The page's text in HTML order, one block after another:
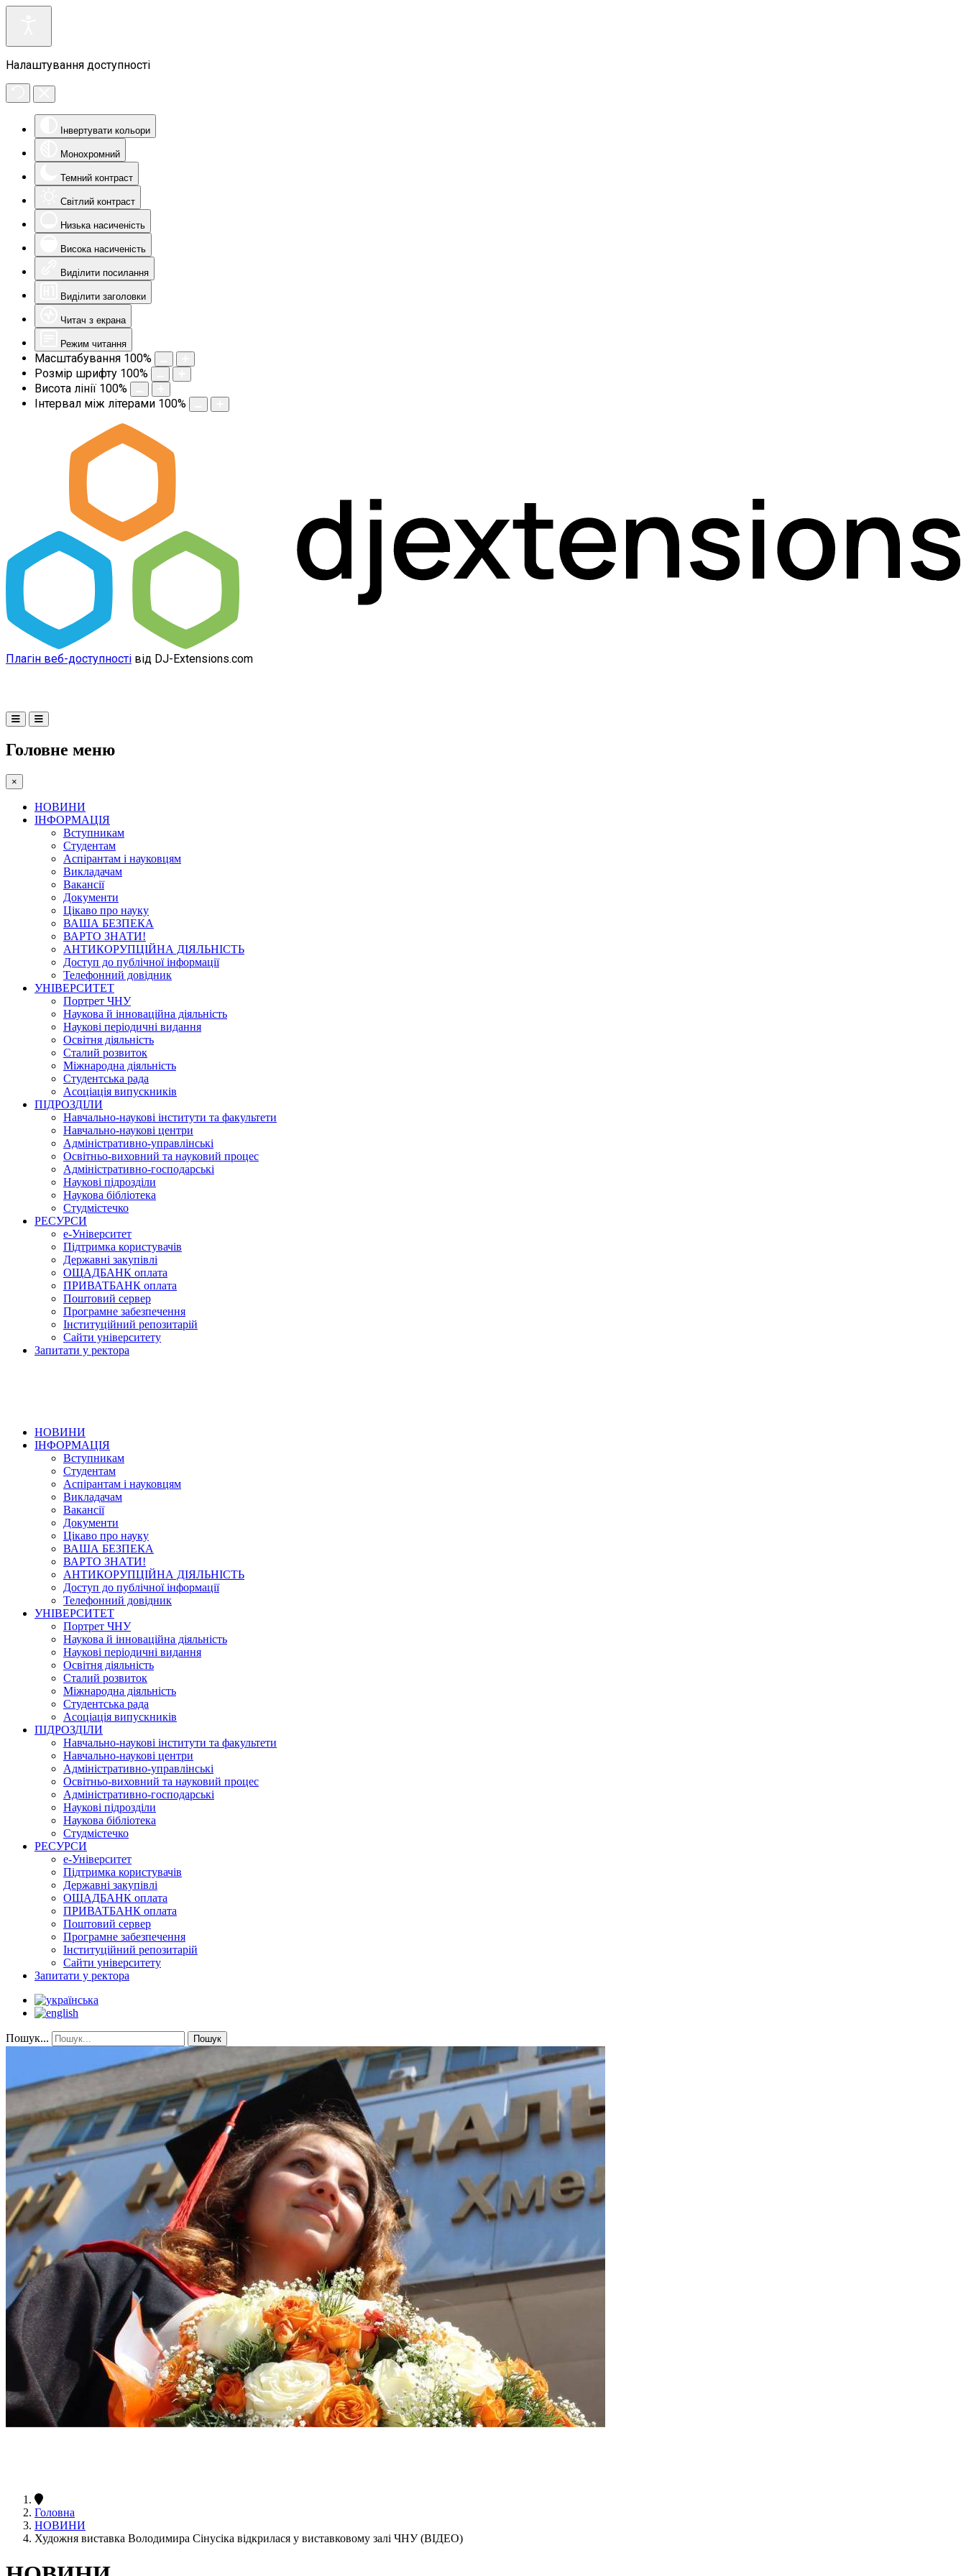
Налаштування доступності
Інвертувати кольори
Монохромний
Темний контраст
Світлий контраст
Низька насиченість
Висока насиченість
Виділити посилання
Виділити заголовки
Читач з екрана
Режим читання
Масштабування 100%
Розмір шрифту 100%
Висота лінії 100%
Інтервал між літерами 100%
Плагін веб-доступності від DJ-Extensions.com
Головне меню
×
НОВИНИ
ІНФОРМАЦІЯ
Вступникам
Студентам
Аспірантам і науковцям
Викладачам
Вакансії
Документи
Цікаво про науку
ВАША БЕЗПЕКА
ВАРТО ЗНАТИ!
АНТИКОРУПЦІЙНА ДІЯЛЬНІСТЬ
Доступ до публічної інформації
Телефонний довідник
УНІВЕРСИТЕТ
Портрет ЧНУ
Наукова й інноваційна діяльність
Наукові періодичні видання
Освітня діяльність
Сталий розвиток
Міжнародна діяльність
Студентська рада
Асоціація випускників
ПІДРОЗДІЛИ
Навчально-наукові інститути та факультети
Навчально-наукові центри
Адміністративно-управлінські
Освітньо-виховний та науковий процес
Адміністративно-господарські
Наукові підрозділи
Наукова бібліотека
Студмістечко
РЕСУРСИ
е-Університет
Підтримка користувачів
Державні закупівлі
ОЩАДБАНК оплата
ПРИВАТБАНК оплата
Поштовий сервер
Програмне забезпечення
Інституційний репозитарій
Сайти університету
Запитати у ректора
НОВИНИ
ІНФОРМАЦІЯ
Вступникам
Студентам
Аспірантам і науковцям
Викладачам
Вакансії
Документи
Цікаво про науку
ВАША БЕЗПЕКА
ВАРТО ЗНАТИ!
АНТИКОРУПЦІЙНА ДІЯЛЬНІСТЬ
Доступ до публічної інформації
Телефонний довідник
УНІВЕРСИТЕТ
Портрет ЧНУ
Наукова й інноваційна діяльність
Наукові періодичні видання
Освітня діяльність
Сталий розвиток
Міжнародна діяльність
Студентська рада
Асоціація випускників
ПІДРОЗДІЛИ
Навчально-наукові інститути та факультети
Навчально-наукові центри
Адміністративно-управлінські
Освітньо-виховний та науковий процес
Адміністративно-господарські
Наукові підрозділи
Наукова бібліотека
Студмістечко
РЕСУРСИ
е-Університет
Підтримка користувачів
Державні закупівлі
ОЩАДБАНК оплата
ПРИВАТБАНК оплата
Поштовий сервер
Програмне забезпечення
Інституційний репозитарій
Сайти університету
Запитати у ректора
Пошук... Пошук
Головна
НОВИНИ
Художня виставка Володимира Сінусіка відкрилася у виставковому залі ЧНУ (ВІДЕО)